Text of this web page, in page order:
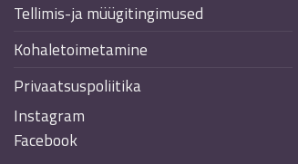
Tellimis-ja müügitingimused
Kohaletoimetamine
Privaatsuspoliitika
Instagram
Facebook